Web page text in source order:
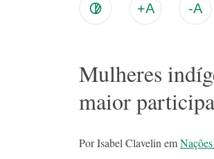
+A -A
Mulheres
maior
Por Isabel Clavelin em